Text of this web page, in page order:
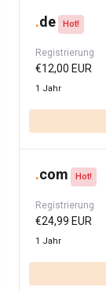
.de Hot!
Registrierung
€12,00 EUR
1 Jahr
.com Hot!
Registrierung
€24,99 EUR
1 Jahr